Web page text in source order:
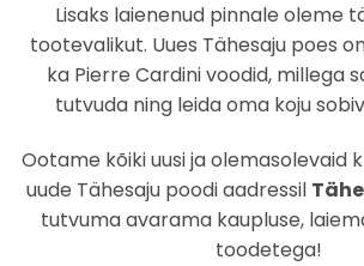
Lisaks laienenud pinnale oleme
tootevalikut. Uues Tähesaju poes
ka Pierre Cardini voodid, millega
tutvuda ning leida oma koju
Ootame kõiki uusi ja olemasolevaid
uude Tähesaju poodi aadressil
tutvuma avarama kaupluse,
toodetega!